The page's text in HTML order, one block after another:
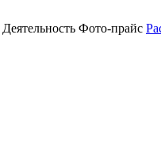
Деятельность Фото-прайс